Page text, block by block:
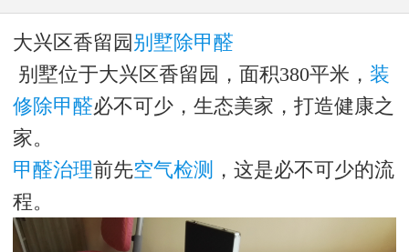
大兴区香留园 别墅除甲醛
别墅位于大兴区香留园，面积380平米， 装
修除甲醛必不可少，生态美家，打造健康之
家。
甲醛治理前先空气检测 ，这是必不可少的流
程。